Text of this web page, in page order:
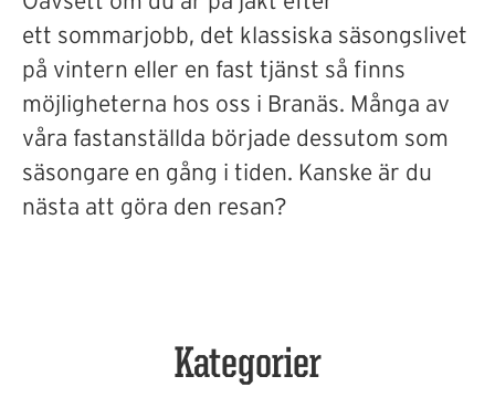
ett sommarjobb, det klassiska säsongslivet
på vintern eller en fast tjänst så finns
möjligheterna hos oss i Branäs. Många av
våra fastanställda började dessutom som
säsongare en gång i tiden. Kanske är du
nästa att göra den resan?
Kategorier